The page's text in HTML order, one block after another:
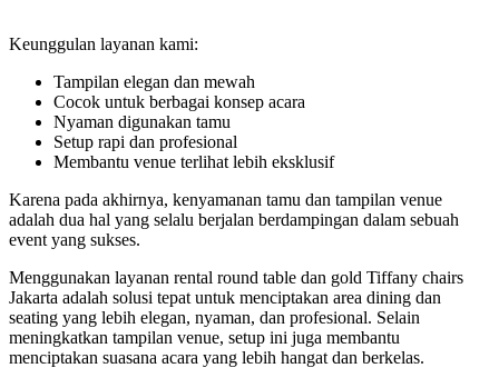
Keunggulan layanan kami:
Tampilan elegan dan mewah
Cocok untuk berbagai konsep acara
Nyaman digunakan tamu
Setup rapi dan profesional
Membantu venue terlihat lebih eksklusif
Karena pada akhirnya, kenyamanan tamu dan tampilan venue
adalah dua hal yang selalu berjalan berdampingan dalam sebuah
event yang sukses.
Menggunakan layanan rental round table dan gold Tiffany chairs
Jakarta adalah solusi tepat untuk menciptakan area dining dan
seating yang lebih elegan, nyaman, dan profesional. Selain
meningkatkan tampilan venue, setup ini juga membantu
menciptakan suasana acara yang lebih hangat dan berkelas.